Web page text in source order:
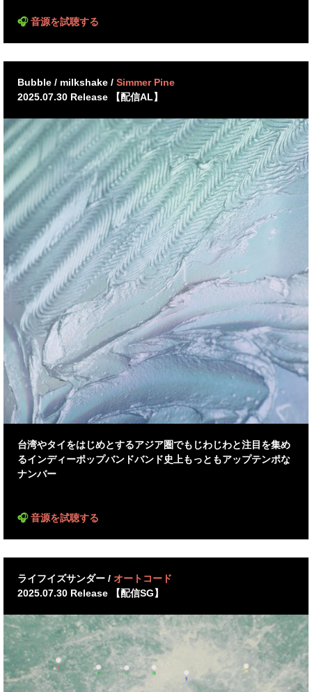
🎧音源を試聴する
Bubble / milkshake / Simmer Pine
2025.07.30 Release 【配信AL】
台湾やタイをはじめとするアジア圏でもじわじわと注目を集め
るインディーポップバンドバンド史上もっともアップテンポな
ナンバー
🎧音源を試聴する
ライフイズサンダー / オートコード
2025.07.30 Release 【配信SG】